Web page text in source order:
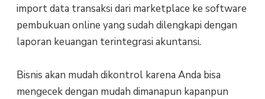
import data transaksi dari marketplace ke software
pembukuan online yang sudah dilengkapi dengan
laporan keuangan terintegrasi akuntansi.
Bisnis akan mudah dikontrol karena Anda bisa
mengecek dengan mudah dimanapun kapanpun